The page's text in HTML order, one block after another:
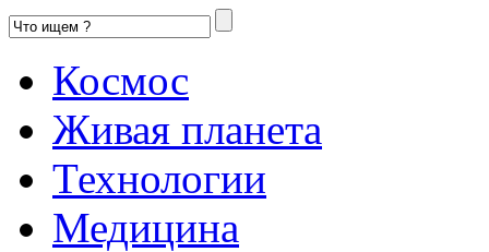
Космос
Живая планета
Технологии
Медицина